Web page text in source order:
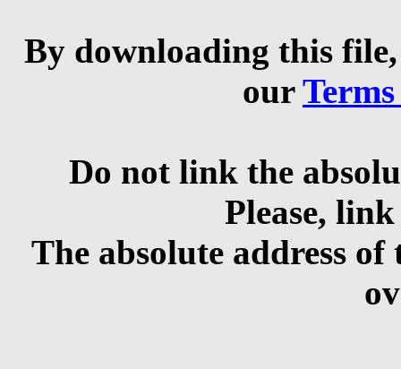
By downloading this
our
Do not link the
Please,
The absolute address